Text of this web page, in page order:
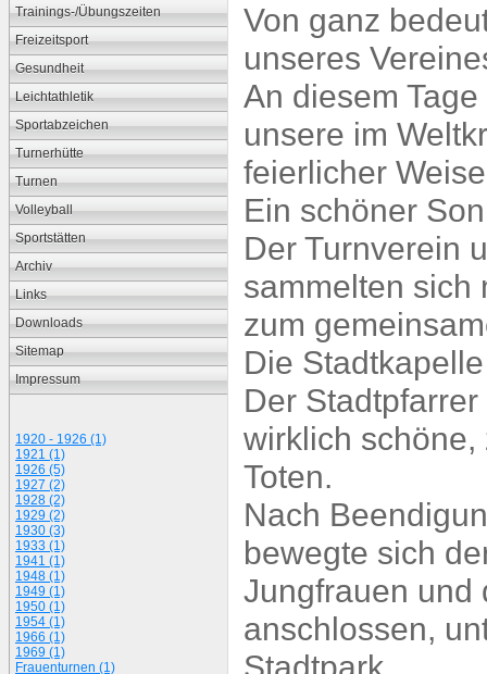
Trainings-/Übungszeiten
Freizeitsport
Gesundheit
Leichtathletik
Sportabzeichen
Turnerhütte
Turnen
Volleyball
Sportstätten
Archiv
Links
Downloads
Sitemap
Impressum
1920 - 1926 (1)
1921 (1)
1926 (5)
1927 (2)
1928 (2)
1929 (2)
1930 (3)
1933 (1)
1941 (1)
1948 (1)
1949 (1)
1950 (1)
1954 (1)
1966 (1)
1969 (1)
Frauenturnen (1)
Von ganz
unseres
An diesem
unsere im
feierlicher
Ein schöner
Der Turnverein
sammelten sich
zum
Die
Der
wirklich
Toten.
Nach
bewegte sich
Jungfrauen und
anschlossen,
Stadtpark.